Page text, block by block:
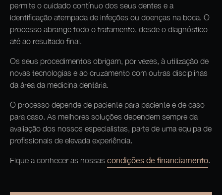
permite o cuidado contínuo dos seus dentes e a
identificação atempada de infeções ou doenças na boca. O
processo abrange todo o tratamento, desde o diagnóstico
até ao resultado final.
Os seus procedimentos obrigam, por vezes, à utilização de
novas tecnologias e ao cruzamento com outras disciplinas
da área da medicina dentária.
O processo depende de paciente para paciente e de caso
para caso. As melhores soluções dependem sempre da
avaliação dos nossos especialistas, parte de uma equipa de
profissionais de elevada experiência.
Fique a conhecer as nossas condições de financiamento.